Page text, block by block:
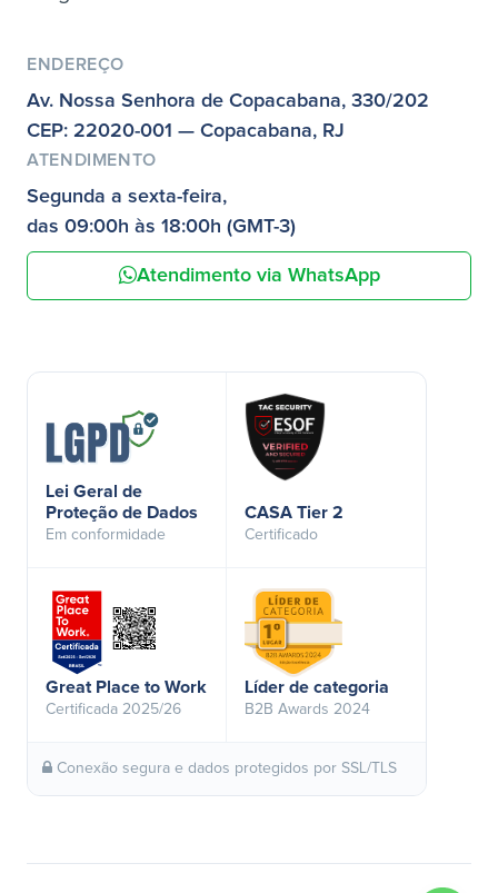
ENDEREÇO
Av. Nossa Senhora de Copacabana, 330/202
CEP: 22020-001 — Copacabana, RJ
ATENDIMENTO
Segunda a sexta-feira,
das 09:00h às 18:00h (GMT-3)
Atendimento via WhatsApp
Lei Geral de
Proteção de Dados
Em conformidade
CASA Tier 2
Certificado
Great Place to Work
Certificada 2025/26
Líder de categoria
B2B Awards 2024
Conexão segura e dados protegidos por SSL/TLS